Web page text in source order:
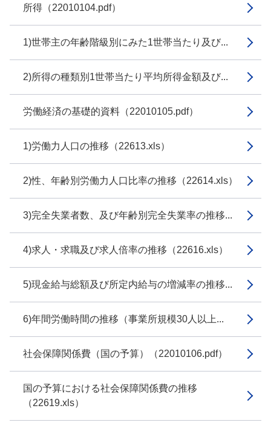
所得（22010104.pdf）
1)世帯主の年齢階級別にみた1世帯当たり及び...
2)所得の種類別1世帯当たり平均所得金額及び...
労働経済の基礎的資料（22010105.pdf）
1)労働力人口の推移（22613.xls）
2)性、年齢別労働力人口比率の推移（22614.xls）
3)完全失業者数、及び年齢別完全失業率の推移...
4)求人・求職及び求人倍率の推移（22616.xls）
5)現金給与総額及び所定内給与の増減率の推移...
6)年間労働時間の推移（事業所規模30人以上...
社会保障関係費（国の予算）（22010106.pdf）
国の予算における社会保障関係費の推移
（22619.xls）